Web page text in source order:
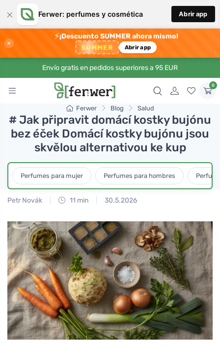
× Ferwer: perfumes y cosmética Abrir app
×
⚡¡Descuento SUMMER ahora mismo!
SUMMER Abrir app
Envío gratis en pedidos superiores a 95 EUR
0
Ferwer Blog Salud
# Jak připravit domácí kostky bujónu
bez éček Domácí kostky bujónu jsou
skvělou alternativou ke kup
Perfumes para mujer Perfumes para hombres
Petr Novák 11 min 30.5.2026